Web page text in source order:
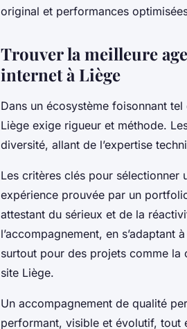
original et performances
Trouver la meilleure
internet à Liège
Dans un écosystème foisonnant
Liège exige rigueur et méthode.
diversité, allant de l’expertise
Les critères clés pour sélectionner
expérience prouvée par un
attestant du sérieux et de la
l’accompagnement, en s’adaptant
surtout pour des projets comme la
site Liège.
Un accompagnement de qualité
performant, visible et évolutif, tout